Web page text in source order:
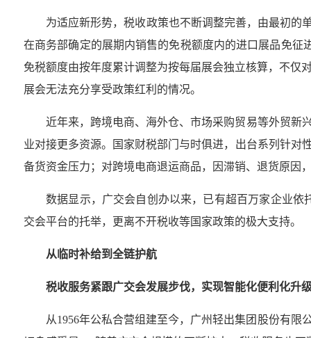
为适应新形势，税收政策也不断调整完善，由最初的
在商务部确定的展期内销售的免税额度内的进口展品免
免税额度由按年度累计调整为按每届展会独立核算，不仅
展会无法充分享受政策红利的情况。
近年来，跨境电商、海外仓、市场采购贸易等外贸新
业对接更多资源。国家财税部门与时俱进，出台系列针对
备货资金压力；对跨境电商退运商品，因滞销、退货原因
数据显示，广交会自创办以来，已有超百万家企业
交会平台的托举，更离不开税收等国家政策的极大支持。
从临时补给到全链护航
税收服务紧跟广交会发展步伐，实现智能化便利化升
从1956年公私合营组建至今，广州轻出集团股份有